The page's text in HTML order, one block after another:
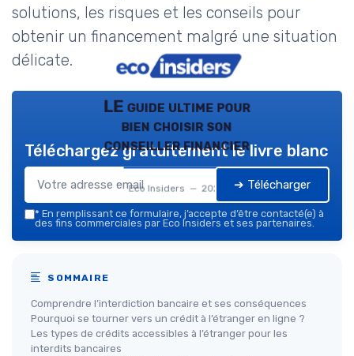
solutions, les risques et les conseils pour
obtenir un financement malgré une situation
délicate.
LE guide ultime pour
bien choisir son
conseiller financier
Eco Insiders — 2026
Téléchargez gratuitement le livre blanc
➔ Télécharger
* En remplissant ce formulaire, j’accepte d’être contacté(e) à
des fins commerciales par Eco Insiders et ses partenaires.
SOMMAIRE
Comprendre l’interdiction bancaire et ses conséquences
Pourquoi se tourner vers un crédit à l’étranger en ligne ?
Les types de crédits accessibles à l’étranger pour les
interdits bancaires